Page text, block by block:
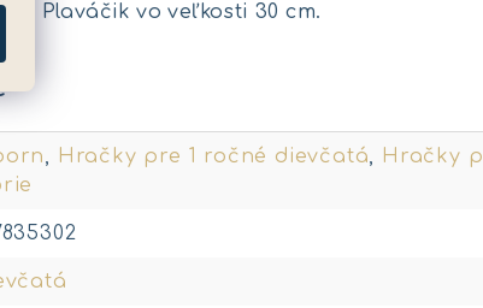
Plaváčik vo veľkosti 30 cm.
, Hračky pre 1 ročné dievčatá,
Hračky